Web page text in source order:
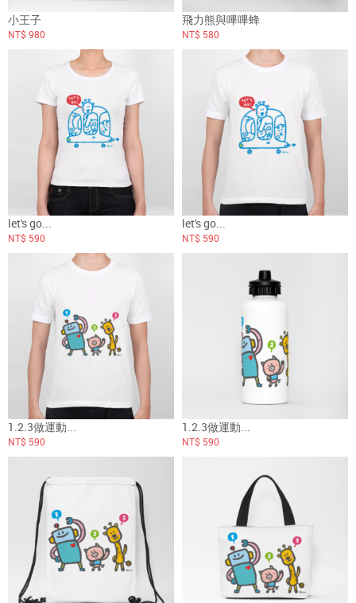
小王子
NT$ 980
飛力熊與嗶嗶蜂
NT$ 580
let's go...
NT$ 590
let's go...
NT$ 590
1.2.3做運動...
NT$ 590
1.2.3做運動...
NT$ 590